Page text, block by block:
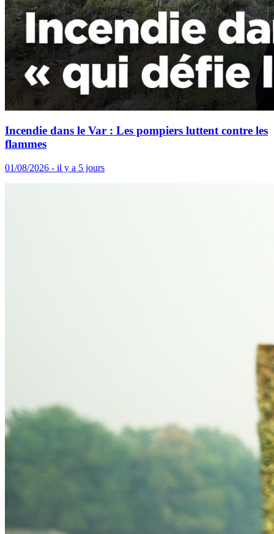
Incendie dans le Var : Les pompiers luttent contre les
flammes
01/08/2026 - il y a 5 jours